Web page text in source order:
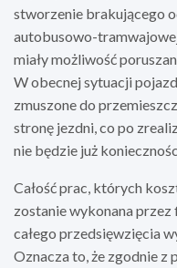
stworzenie brakującego
autobusowo-
miały możliwość
W obecnej sytuacji
zmuszone do
stronę jezdni, co po
nie będzie już
Całość prac, których
zostanie wykonana
całego przedsięwzięcia
Oznacza to, że zgodnie z